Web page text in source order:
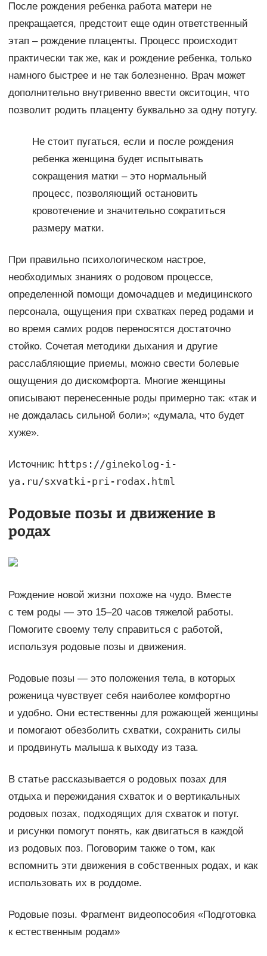
После рождения ребенка работа матери не
прекращается, предстоит еще один ответственный
этап – рождение плаценты. Процесс происходит
практически так же, как и рождение ребенка, только
намного быстрее и не так болезненно. Врач может
дополнительно внутривенно ввести окситоцин, что
позволит родить плаценту буквально за одну потугу.
Не стоит пугаться, если и после рождения
ребенка женщина будет испытывать
сокращения матки – это нормальный
процесс, позволяющий остановить
кровотечение и значительно сократиться
размеру матки.
При правильно психологическом настрое,
необходимых знаниях о родовом процессе,
определенной помощи домочадцев и медицинского
персонала, ощущения при схватках перед родами и
во время самих родов переносятся достаточно
стойко. Сочетая методики дыхания и другие
расслабляющие приемы, можно свести болевые
ощущения до дискомфорта. Многие женщины
описывают перенесенные роды примерно так: «так и
не дождалась сильной боли»; «думала, что будет
хуже».
Источник: https://ginekolog-i-
ya.ru/sxvatki-pri-rodax.html
Родовые позы и движение в
родах
Рождение новой жизни похоже на чудо. Вместе
с тем роды — это 15–20 часов тяжелой работы.
Помогите своему телу справиться с работой,
используя родовые позы и движения.
Родовые позы — это положения тела, в которых
роженица чувствует себя наиболее комфортно
и удобно. Они естественны для рожающей женщины
и помогают обезболить схватки, сохранить силы
и продвинуть малыша к выходу из таза.
В статье рассказывается о родовых позах для
отдыха и пережидания схваток и о вертикальных
родовых позах, подходящих для схваток и потуг.
и рисунки помогут понять, как двигаться в каждой
из родовых поз. Поговорим также о том, как
вспомнить эти движения в собственных родах, и как
использовать их в роддоме.
Родовые позы. Фрагмент видеопособия «Подготовка
к естественным родам»